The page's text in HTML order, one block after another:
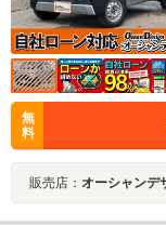
無
料
販売店： オーシャン